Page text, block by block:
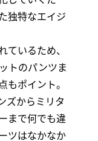
独特なエイジ
いるため、
トのパンツま
ポイント。
ズからミリタ
まで何でも違
ツはなかなか